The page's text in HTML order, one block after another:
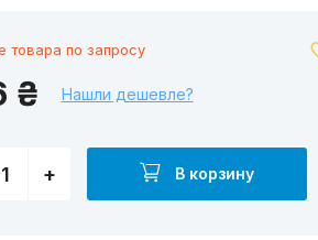
товара по запросу
₴ Нашли дешевле?
+ В корзину